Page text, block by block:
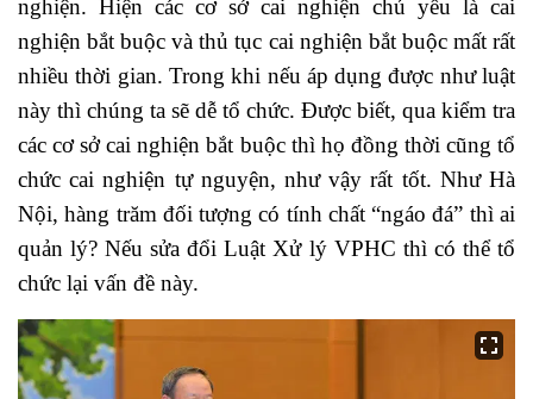
nghiện. Hiện các cơ sở cai nghiện chủ yếu là cai
nghiện bắt buộc và thủ tục cai nghiện bắt buộc mất rất
nhiều thời gian. Trong khi nếu áp dụng được như luật
này thì chúng ta sẽ dễ tổ chức. Được biết, qua kiểm tra
các cơ sở cai nghiện bắt buộc thì họ đồng thời cũng tổ
chức cai nghiện tự nguyện, như vậy rất tốt. Như Hà
Nội, hàng trăm đối tượng có tính chất “ngáo đá” thì ai
quản lý? Nếu sửa đổi Luật Xử lý VPHC thì có thể tổ
chức lại vấn đề này.